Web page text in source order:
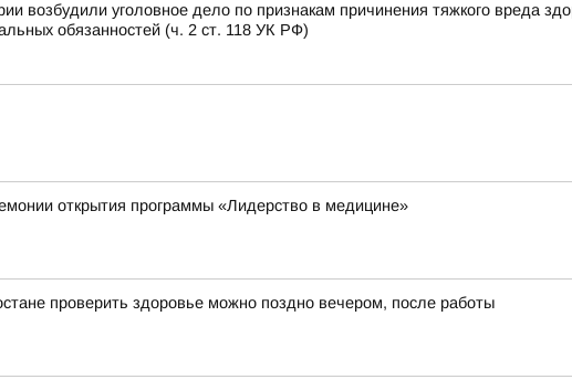
возбудили уголовное дело по признакам причинения тяжкого вреда
обязанностей (ч. 2 ст. 118 УК РФ)
открытия программы «Лидерство в медицине»
проверить здоровье можно поздно вечером, после работы